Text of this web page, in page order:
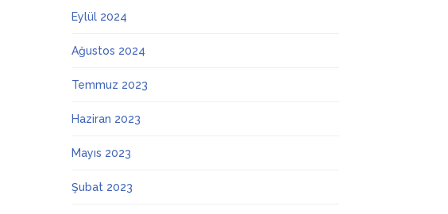
Eylül 2024
Ağustos 2024
Temmuz 2023
Haziran 2023
Mayıs 2023
Şubat 2023